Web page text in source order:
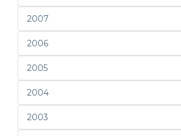
2007
2006
2005
2004
2003